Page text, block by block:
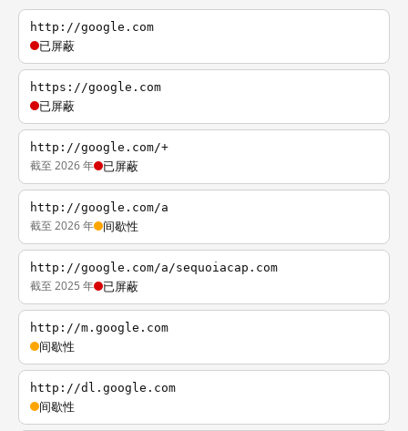
http://google.com
已屏蔽
https://google.com
已屏蔽
http://google.com/+
截至 2026 年 已屏蔽
http://google.com/a
截至 2026 年 间歇性
http://google.com/a/sequoiacap.com
截至 2025 年 已屏蔽
http://m.google.com
间歇性
http://dl.google.com
间歇性